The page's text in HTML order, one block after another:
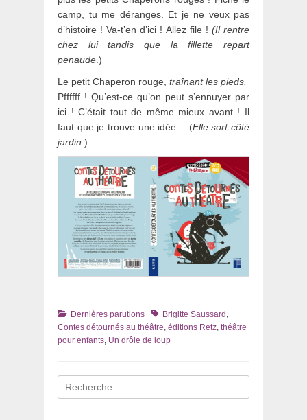
camp, tu me déranges. Et je ne veux pas
d’histoire ! Va-t’en d’ici ! Allez file ! (Il rentre
chez lui tandis que la fillette repart
penaude .)
Le petit Chaperon rouge, traînant les pieds.
Pffffff ! Qu’est-ce qu’on peut s’ennuyer par
ici ! C’était tout de même mieux avant ! Il
faut que je trouve une idée… (Elle sort côté
jardin. )
Catégories
Dernières parutions TagsBrigitte Saussard ,
Contes détournés au théâtre, éditions Retz, théâtre
pour enfants, Un drôle de loup
Recherche
pour